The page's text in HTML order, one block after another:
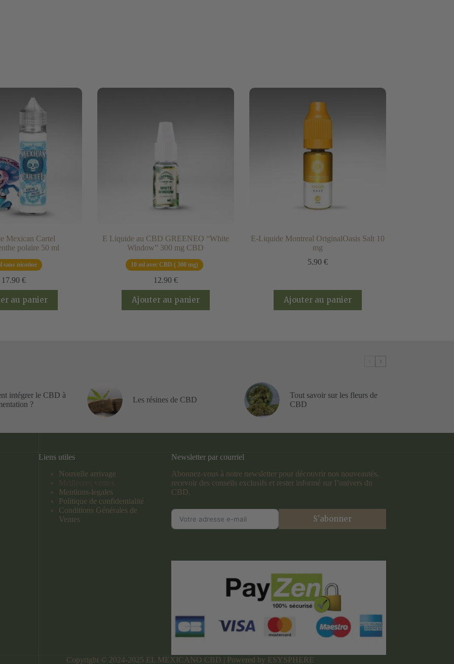
Mexican Cartel
polaire 50 ml
sans nicotine
17.90 €
au panier
E Liquide au CBD GREENEO “White
Window” 300 mg CBD
10 ml avec CBD ( 300 mg)
12.90 €
Ajouter au panier
E-Liquide Montreal OriginalOasis Salt 10
mg
5.90 €
Ajouter au panier
intégrer le CBD à
?
Les résines de CBD
Tout savoir sur les fleurs de
CBD
Liens utiles
Nouvelle arrivage
Mentions-legales
Politique de confidentialité
Conditions Générales de
Ventes
Newsletter par courriel
Abonnez-vous à notre newsletter pour découvrir nos nouveautés,
recevoir des conseils exclusifs et rester informé sur l’univers du
CBD.
S'abonner
Copyright © 2024-2025 EL MEXICANO CBD | Powered by ESYSPHERE